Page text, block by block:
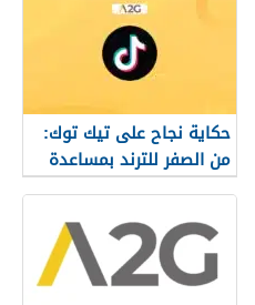
حكاية نجاح على تيك توك:
من الصفر للترند بمساعدة
متجر A2G